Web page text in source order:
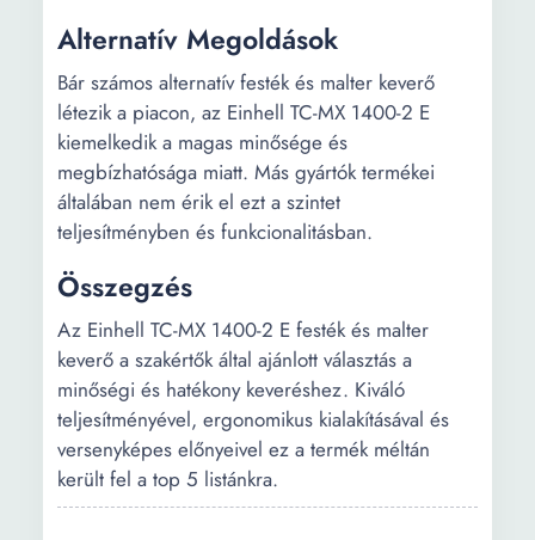
Alternatív Megoldások
Bár számos alternatív festék és malter keverő
létezik a piacon, az Einhell TC-MX 1400-2 E
kiemelkedik a magas minősége és
megbízhatósága miatt. Más gyártók termékei
általában nem érik el ezt a szintet
teljesítményben és funkcionalitásban.
Összegzés
Az Einhell TC-MX 1400-2 E festék és malter
keverő a szakértők által ajánlott választás a
minőségi és hatékony keveréshez. Kiváló
teljesítményével, ergonomikus kialakításával és
versenyképes előnyeivel ez a termék méltán
került fel a top 5 listánkra.